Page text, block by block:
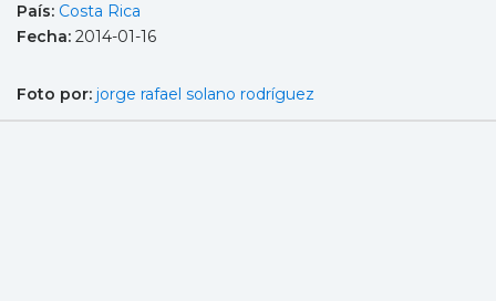
País: Costa Rica
Fecha: 2014-01-16
Foto por: jorge rafael solano rodríguez